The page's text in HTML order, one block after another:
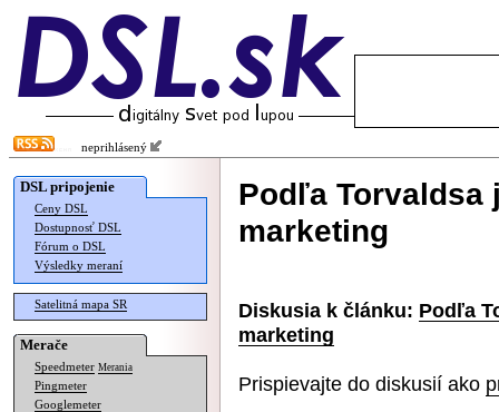
neprihlásený
DSL pripojenie
Ceny DSL
Dostupnosť DSL
Fórum o DSL
Výsledky meraní
Satelitná mapa SR
Merače
Speedmeter Merania
Pingmeter
Googlemeter
Podľa Torvaldsa
marketing
Diskusia k článku: Podľa
marketing
Prispievajte do diskusií ako